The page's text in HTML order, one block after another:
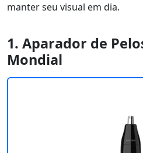
manter seu visual em dia.
1. Aparador de
Mondial